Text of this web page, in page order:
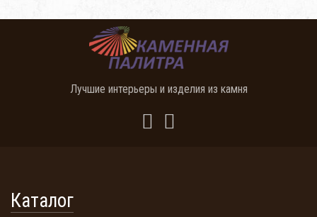
Лучшие интерьеры и изделия из камня
Каталог